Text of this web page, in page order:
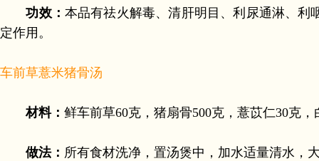
功效： 本品有祛火解毒、清肝明目、利尿通淋、
定作用。
车前草薏米猪骨汤
材料： 鲜车前草60克，猪扇骨500克，薏苡仁30克
做法： 所有食材洗净，置汤煲中，加水适量清水，